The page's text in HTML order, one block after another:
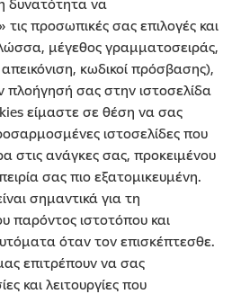
δυνατότητα να
προσωπικές σας επιλογές και
μέγεθος γραμματοσειράς,
κωδικοί πρόσβασης),
πλοήγησή σας στην ιστοσελίδα
είμαστε σε θέση να σας
ιστοσελίδες που
στις ανάγκες σας, προκειμένου
σας πιο εξατομικευμένη.
σημαντικά για τη
παρόντος ιστοτόπου και
όταν τον επισκέπτεσθε.
επιτρέπουν να σας
και λειτουργίες που